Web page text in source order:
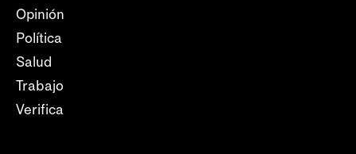
Opinión
Política
Salud
Trabajo
Verifica